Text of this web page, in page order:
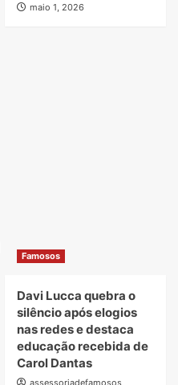
maio 1, 2026
Famosos
Davi Lucca quebra o
silêncio após elogios
nas redes e destaca
educação recebida de
Carol Dantas
assessoriadefamosos